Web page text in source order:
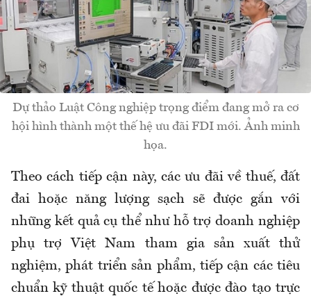
Dự thảo Luật Công nghiệp trọng điểm đang mở ra cơ
hội hình thành một thế hệ ưu đãi FDI mới. Ảnh minh
họa.
Theo cách tiếp cận này, các ưu đãi về thuế, đất
đai hoặc năng lượng sạch sẽ được gắn với
những kết quả cụ thể như hỗ trợ doanh nghiệp
phụ trợ Việt Nam tham gia sản xuất thử
nghiệm, phát triển sản phẩm, tiếp cận các tiêu
chuẩn kỹ thuật quốc tế hoặc được đào tạo trực